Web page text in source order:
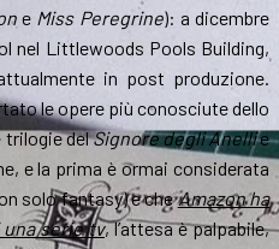
e Miss Peregrine): a dicembre
nel Littlewoods Pools Building,
in post produzione.
le opere più conosciute dello
trilogie delSignore degli Anellie
e la prima è ormai considerata
solo fantasy) e cheAmazon ha
una serie tv, l’attesa è palpabile,